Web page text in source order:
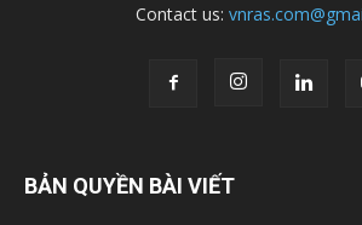
Contact us:
BẢN QUYỀN BÀI VIẾT